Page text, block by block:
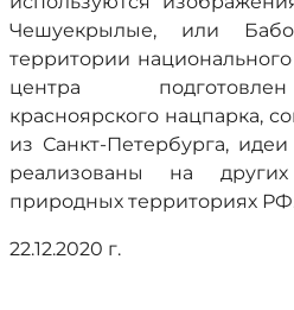
Чешуекрылые, или
территории
центра
красноярского нацпарка,
из Санкт-Петербурга,
реализованы на
природных территориях
22.12.2020 г.